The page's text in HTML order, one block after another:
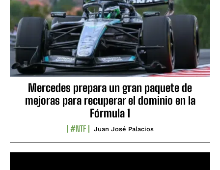
Mercedes prepara un gran paquete de
mejoras para recuperar el dominio en la
Fórmula 1
#NTF Juan José Palacios